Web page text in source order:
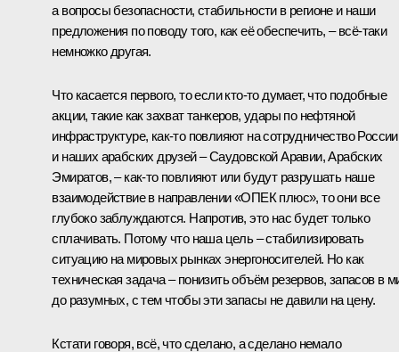
а вопросы безопасности, стабильности в регионе и наши
предложения по поводу того, как её обеспечить, – всё‑таки
немножко другая.
Что касается первого, то если кто‑то думает, что подобные
акции, такие как захват танкеров, удары по нефтяной
инфраструктуре, как‑то повлияют на сотрудничество России
и наших арабских друзей – Саудовской Аравии, Арабских
Эмиратов, – как‑то повлияют или будут разрушать наше
взаимодействие в направлении «ОПЕК плюс», то они все
глубоко заблуждаются. Напротив, это нас будет только
сплачивать. Потому что наша цель – стабилизировать
ситуацию на мировых рынках энергоносителей. Но как
техническая задача – понизить объём резервов, запасов в
до разумных, с тем чтобы эти запасы не давили на цену.
Кстати говоря, всё, что сделано, а сделано немало